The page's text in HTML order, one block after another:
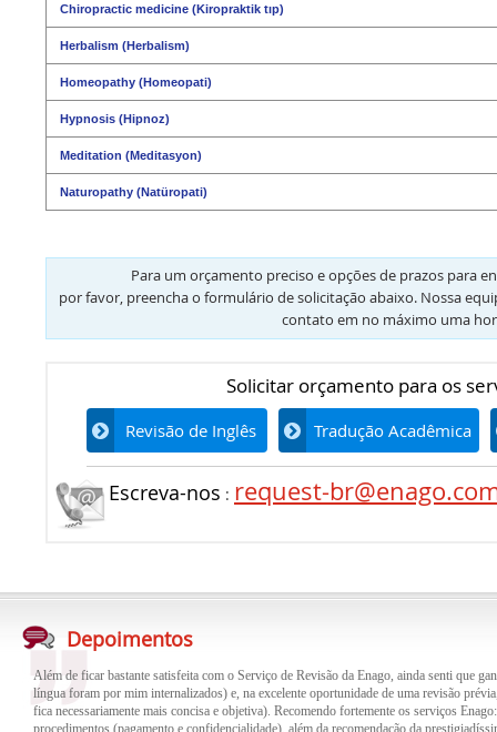
Chiropractic medicine (Kiropraktik tıp)
Herbalism (Herbalism)
Homeopathy (Homeopati)
Hypnosis (Hipnoz)
Meditation (Meditasyon)
Naturopathy (Natüropati)
Para um orçamento preciso e opções de prazos para
por favor, preencha o formulário de solicitação abaixo. Nossa
contato em no máximo uma
Solicitar orçamento para os
Revisão de Inglês Tradução Acadêmica
Escreva-nos : request-
Depoimentos
Além de ficar bastante satisfeita com o Serviço de Revisão da Enago, ainda senti que
língua foram por mim internalizados) e, na excelente oportunidade de uma revisão
fica necessariamente mais concisa e objetiva). Recomendo fortemente os serviços
procedimentos (pagamento e confidencialidade), além da recomendação da